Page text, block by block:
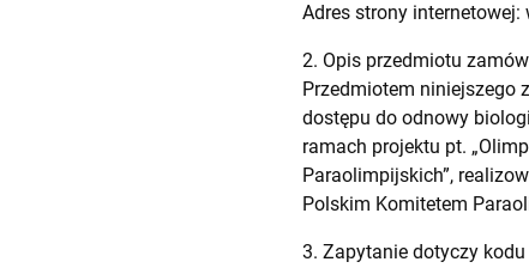
Adres strony
2. Opis przedmiotu
Przedmiotem niniejszego
dostępu do odnowy
ramach projektu pt.
Paraolimpijskich”,
Polskim Komitetem
3. Zapytanie dotyczy kodu